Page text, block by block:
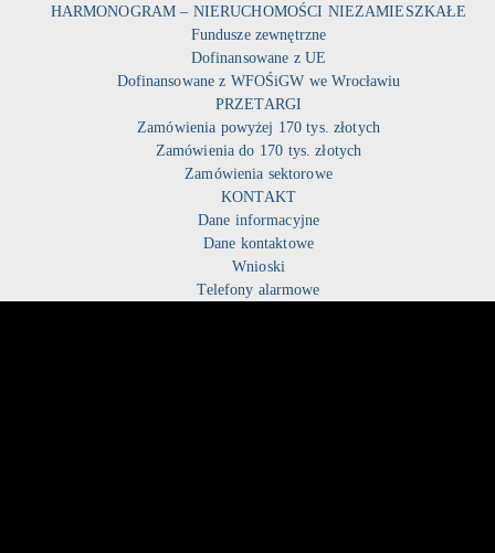
HARMONOGRAM – NIERUCHOMOŚCI NIEZAMIESZKAŁE
Fundusze zewnętrzne
Dofinansowane z UE
Dofinansowane z WFOŚiGW we Wrocławiu
PRZETARGI
Zamówienia powyżej 170 tys. złotych
Zamówienia do 170 tys. złotych
Zamówienia sektorowe
KONTAKT
Dane informacyjne
Dane kontaktowe
Wnioski
Telefony alarmowe